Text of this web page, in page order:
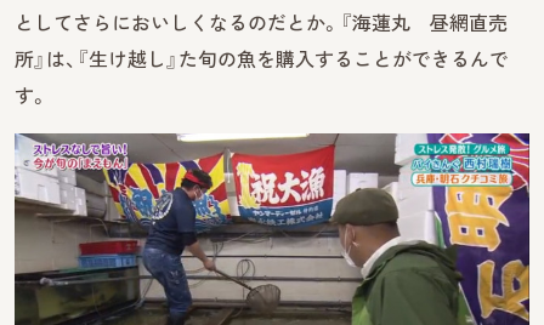
としてさらにおいしくなるのだとか。『海蓮丸 昼網直売
所』は、『生け越し』た旬の魚を購入することができるんで
す。